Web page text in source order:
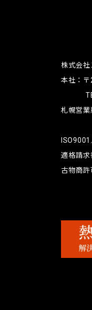
株式会社
本社：
札幌営
適格請
古物商